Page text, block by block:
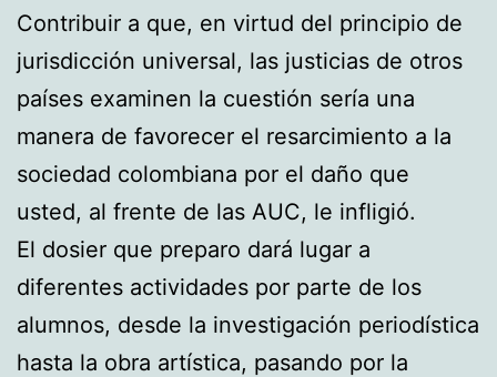
Contribuir a que, en virtud del principio de
jurisdicción universal, las justicias de otros
países examinen la cuestión sería una
manera de favorecer el resarcimiento a la
sociedad colombiana por el daño que
usted, al frente de las AUC, le infligió.
El dosier que preparo dará lugar a
diferentes actividades por parte de los
alumnos, desde la investigación periodística
hasta la obra artística, pasando por la